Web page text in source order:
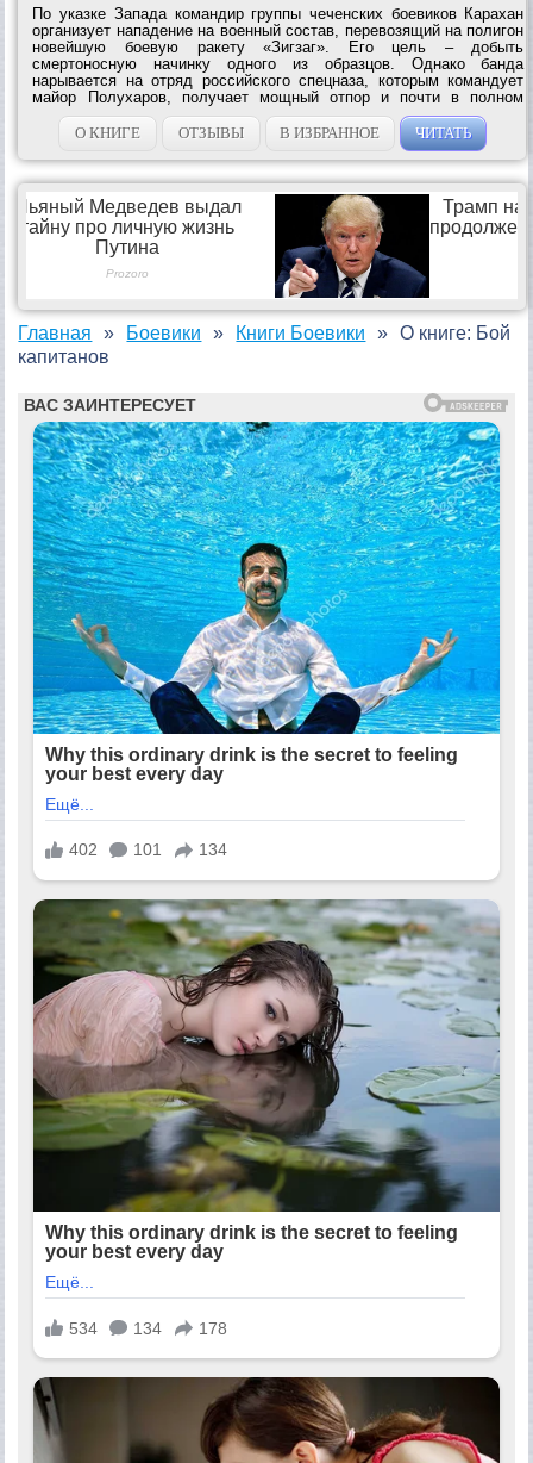
По указке Запада командир группы чеченских боевиков Карахан
организует нападение на военный состав, перевозящий на полигон
новейшую боевую ракету «Зигзаг». Его цель – добыть
смертоносную начинку одного из образцов. Однако банда
нарывается на отряд российского спецназа, которым командует
майор Полухаров, получает мощный отпор и почти в полном
составе гибнет. Однако Карахан, подставив вместо себя брата-
двойника, сумел скрыться....
О КНИГЕ ОТЗЫВЫ В ИЗБРАННОЕ ЧИТАТЬ
Главная Боевики Книги Боевики
О книге: Бой
капитанов